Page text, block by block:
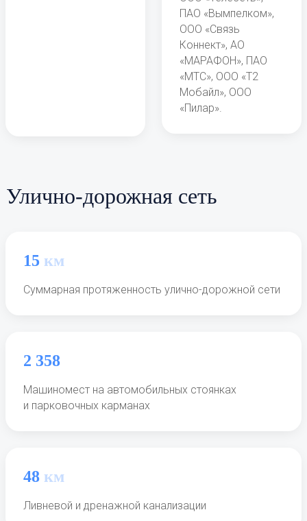
ПАО «Вымпелком»,
ООО «Связь
Коннект», АО
«МАРАФОН», ПАО
«МТС», ООО «Т2
Мобайл», ООО
«Пилар».
Улично-дорожная сеть
15 км
Суммарная протяженность улично-дорожной сети
2 358
Машиномест на автомобильных стоянках
и парковочных карманах
48 км
Ливневой и дренажной канализации